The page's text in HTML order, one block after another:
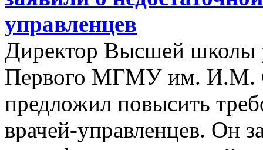
управленцев
Директор Высшей школы
Первого МГМУ им. И.М.
предложил повысить
врачей-управленцев. Он